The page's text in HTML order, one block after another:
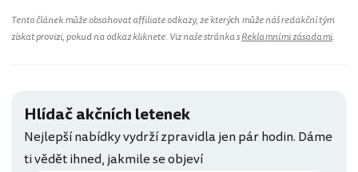
Tento článek může obsahovat affiliate odkazy, ze kterých může náš redakční tým
získat provizi, pokud na odkaz kliknete. Viz naše stránka sReklamními zásadami.
Hlídač akčních letenek
Nejlepší nabídky vydrží zpravidla jen pár hodin. Dáme
ti vědět ihned, jakmile se objeví